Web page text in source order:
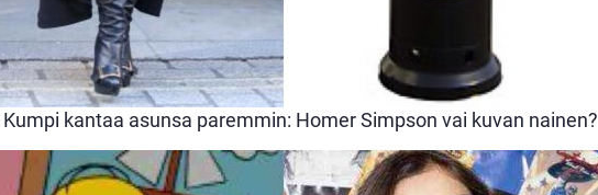
Kumpi kantaa asunsa paremmin: Homer Simpson vai kuvan nainen?